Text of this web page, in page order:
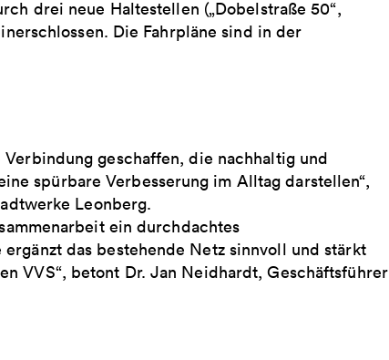
drei neue Haltestellen („Dobelstraße 50“,
Die Fahrpläne sind in der
geschaffen, die nachhaltig und
spürbare Verbesserung im Alltag darstellen“,
Leonberg.
ein durchdachtes
das bestehende Netz sinnvoll und stärkt
VVS“, betont Dr. Jan Neidhardt, Geschäftsführer